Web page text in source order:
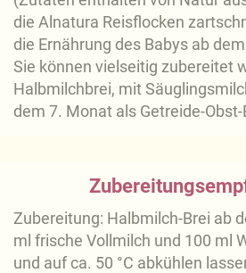
die Alnatura Reisflocken
die Ernährung des Babys ab
Sie können vielseitig zubereitet
Halbmilchbrei, mit
dem 7. Monat als Getreide-Obst-
Zubereitung: Halbmilch-Brei ab
ml frische Vollmilch und 100 ml
und auf ca. 50 °C abkühlen